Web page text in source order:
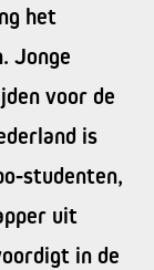
het
Jonge
voor de
is
studenten,
uit
in de